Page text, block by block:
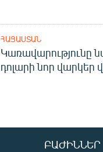
ՀԱՅԱՍՏԱՆ
Կառավարությունը
դոլարի նոր վարկեր
ԲԱԺԻՆՆԵՐ